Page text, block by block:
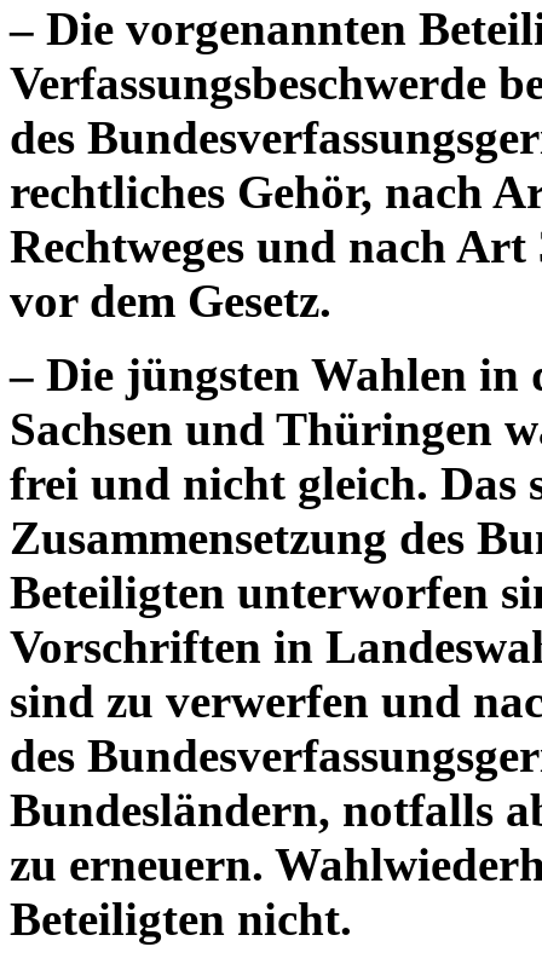
– Die vorgenannten
Verfassungsbeschwerde
des
rechtliches Gehör, nach
Rechtweges und nach
vor dem Gesetz.
– Die jüngsten Wahlen
Sachsen und Thüringen
frei und nicht gleich. Das
Zusammensetzung des
Beteiligten unterworfen
Vorschriften in
sind zu verwerfen und
des
Bundesländern, notfalls
zu erneuern.
Beteiligten nicht.